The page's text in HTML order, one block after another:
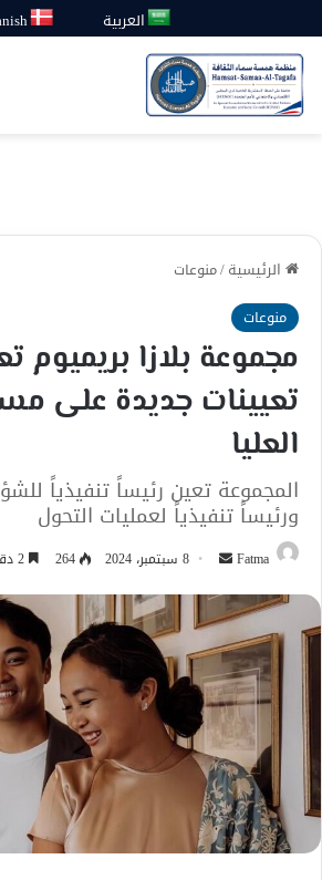
العربية
الرئيسية/منوعات
منوعات
مجموعة بلازا بريميوم
تعيينات جديدة على
العليا
المجموعة تعين رئيساً تنفيذياً
ورئيساً تنفيذياً لعمليات التحول
Fatma
أرسل
إلكترونيا
8 سبتمبر، 2024 264